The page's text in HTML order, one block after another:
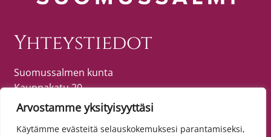
Arvostamme yksityisyyttäsi
Käytämme evästeitä selauskokemuksesi parantamiseksi,
Yhteystiedot
Suomussalmen kunta
Kauppakatu 20
89600 SUOMUSSALMI
puh. (08) 615 55 51 (vaihde)